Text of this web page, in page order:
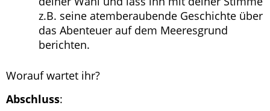
z.B. seine atemberaubende Geschichte über
das Abenteuer auf dem Meeresgrund
berichten.
Worauf wartet ihr?
Abschluss: